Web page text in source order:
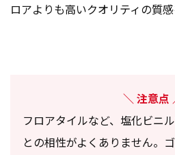
ロアよりも高いクオリティの質感
注意点
フロアタイルなど、塩化ビニ
との相性がよくありません。